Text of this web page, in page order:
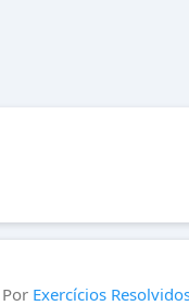
Por Exercícios